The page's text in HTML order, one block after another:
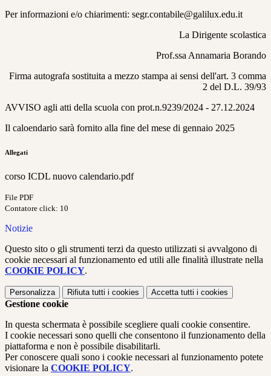
Per informazioni e/o chiarimenti: segr.contabile@galilux.edu.it
La Dirigente scolastica
Prof.ssa Annamaria Borando
Firma autografa sostituita a mezzo stampa ai sensi dell'art. 3 comma
2 del D.L. 39/93
AVVISO agli atti della scuola con prot.n.9239/2024 - 27.12.2024
Il caloendario sarà fornito alla fine del mese di gennaio 2025
Allegati
corso ICDL nuovo calendario.pdf
File PDF
Contatore click: 10
Notizie
Questo sito o gli strumenti terzi da questo utilizzati si avvalgono di
cookie necessari al funzionamento ed utili alle finalità illustrate nella
COOKIE POLICY.
Personalizza Rifiuta tutti i cookies Accetta tutti i cookies
Gestione cookie
In questa schermata è possibile scegliere quali cookie consentire.
I cookie necessari sono quelli che consentono il funzionamento della
piattaforma e non è possibile disabilitarli.
Per conoscere quali sono i cookie necessari al funzionamento potete
visionare la COOKIE POLICY.